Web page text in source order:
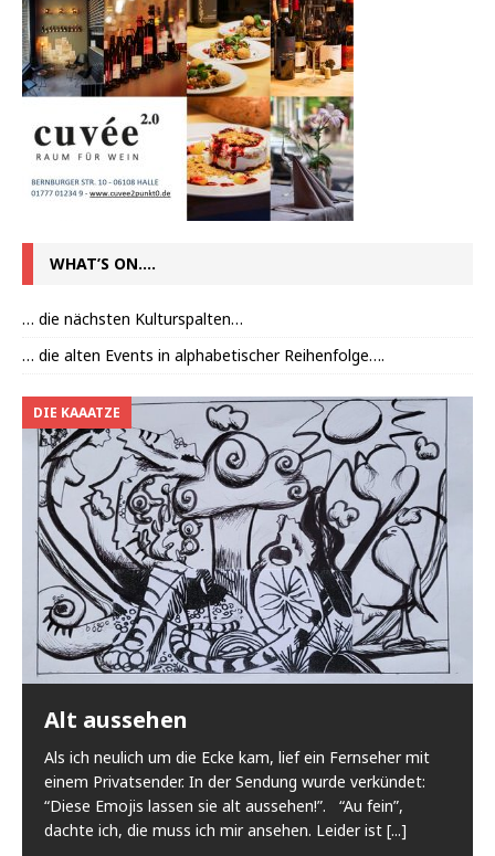
WHAT’S ON….
… die nächsten Kulturspalten…
… die alten Events in alphabetischer Reihenfolge….
DIE KAAATZE
Alt aussehen
Als ich neulich um die Ecke kam, lief ein Fernseher mit
einem Privatsender. In der Sendung wurde verkündet:
“Diese Emojis lassen sie alt aussehen!”. “Au fein”,
dachte ich, die muss ich mir ansehen. Leider ist [...]